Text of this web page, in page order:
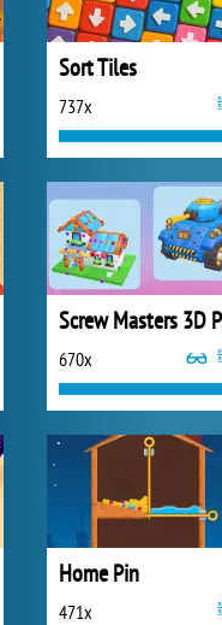
Sort Tiles
737x
670x
Home Pin
471x